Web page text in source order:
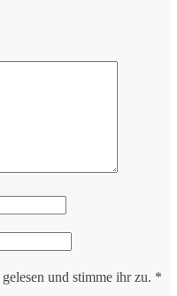
gelesen und stimme ihr zu. *